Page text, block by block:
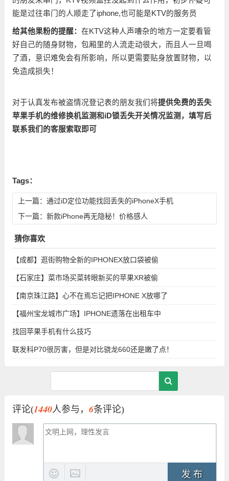
能是过往串门的人顺走了iphone,也可能是KTV的服务员
给其他果粉的提醒： 在KTV这种人声嘈杂的地方一定要看管
好自己的随身财物，包厢里的人流走动很大，而且人一旦喝
了酒，意识难免会有所影响，所以更需要贴身放置财物，以
免造成损失！
对于认真发布被盗情况登记表的朋友我们将提供免费的丢失
苹果手机的维修换机监测和iD锁丢失开关情况监测，填写后
联系我们的客服索取即可
Tags：
上一篇： 通过iD定位功能找回丢失的iPhoneX手机
下一篇： 新款iPhone再无隐秘！价格感人
猜你喜欢
【成都】逛街购物全新的IPHONEX放口袋被偷
【石家庄】菜市场买菜转眼新买的苹果XR被偷
【南京珠江路】心不在焉忘记把IPHONE X放哪了
【福州宝龙城市广场】IPHONE遗落在出租车中
找回苹果手机有什么技巧
联发科P70很厉害，但是对比骁龙660还是嫩了点！
评论(1440人参与， 6条评论)
发 布